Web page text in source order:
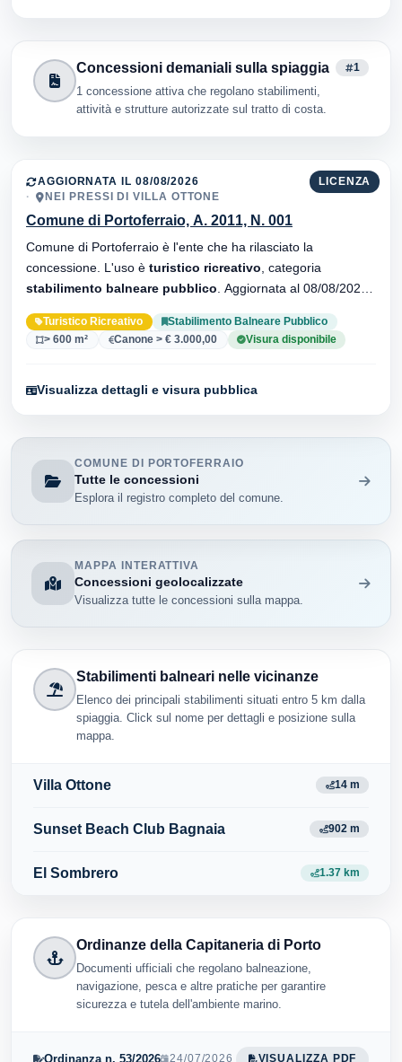
Concessioni demaniali sulla spiaggia
1 concessione attiva che regolano stabilimenti,
attività e strutture autorizzate sul tratto di costa.
1
LICENZA
AGGIORNATA IL 08/08/2026
NEI PRESSI DI VILLA OTTONE
Comune di Portoferraio, A. 2011, N. 001
Comune di Portoferraio è l'ente che ha rilasciato la
concessione. L'uso è turistico ricreativo , categoria
stabilimento balneare pubblico
Turistico Ricreativo
Stabilimento Balneare Pubblico
> 600 m²
Canone > € 3.000,00 Visura disponibile
Visualizza dettagli e visura pubblica
COMUNE DI PORTOFERRAIO
Tutte le concessioni
Esplora il registro completo del comune.
MAPPA INTERATTIVA
Concessioni geolocalizzate
Visualizza tutte le concessioni sulla mappa.
Stabilimenti balneari nelle vicinanze
Elenco dei principali stabilimenti situati entro 5 km dalla
spiaggia. Click sul nome per dettagli e posizione sulla
mappa.
Villa Ottone 14 m
Sunset Beach Club Bagnaia 902 m
El Sombrero 1.37 km
Ordinanze della Capitaneria di Porto
Documenti ufficiali che regolano balneazione,
navigazione, pesca e altre pratiche per garantire
sicurezza e tutela dell'ambiente marino.
Ordinanza n. 53/2026 24/07/2026 VISUALIZZA PDF